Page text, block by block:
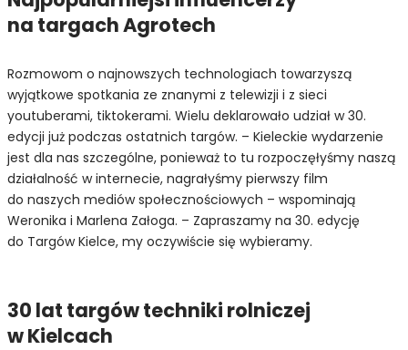
na targach Agrotech
Rozmowom o najnowszych technologiach towarzyszą
wyjątkowe spotkania ze znanymi z telewizji i z sieci
youtuberami, tiktokerami. Wielu deklarowało udział w 30.
edycji już podczas ostatnich targów. – Kieleckie wydarzenie
jest dla nas szczególne, ponieważ to tu rozpoczęłyśmy naszą
działalność w internecie, nagrałyśmy pierwszy film
do naszych mediów społecznościowych – wspominają
Weronika i Marlena Załoga. – Zapraszamy na 30. edycję
do Targów Kielce, my oczywiście się wybieramy.
30 lat targów techniki rolniczej
w Kielcach